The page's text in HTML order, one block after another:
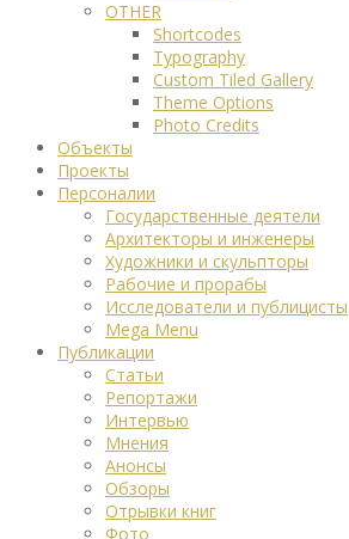
OTHER
Shortcodes
Typography
Custom Tiled Gallery
Theme Options
Photo Credits
Объекты
Проекты
Персоналии
Государственные деятели
Архитекторы и инженеры
Художники и скульпторы
Рабочие и прорабы
Исследователи и публицисты
Mega Menu
Публикации
Статьи
Репортажи
Интервью
Мнения
Анонсы
Обзоры
Отрывки книг
Фото